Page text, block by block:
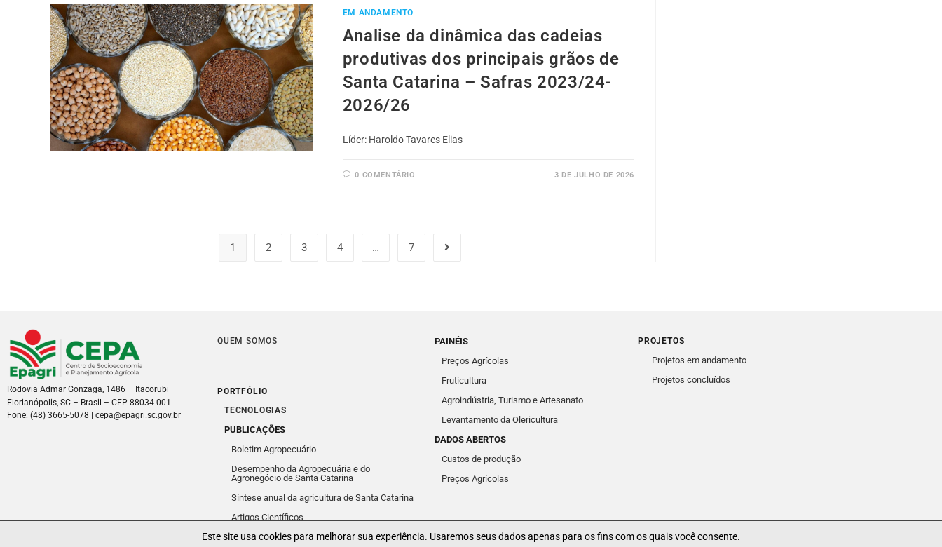
EM ANDAMENTO
Analise da dinâmica das cadeias
produtivas dos principais grãos de
Santa Catarina – Safras 2023/24-
2026/26
Líder: Haroldo Tavares Elias
0 COMENTÁRIO 3 DE JULHO DE 2026
1 2 3 4 … 7
Rodovia Admar Gonzaga, 1486 – Itacorubi
Florianópolis, SC – Brasil – CEP 88034-001
Fone: (48) 3665-5078 | cepa@epagri.sc.gov.br
QUEM SOMOS
PORTFÓLIO
TECNOLOGIAS
PUBLICAÇÕES
Boletim Agropecuário
Desempenho da Agropecuária e do
Agronegócio de Santa Catarina
Síntese anual da agricultura de Santa Catarina
Artigos Científicos
Relatórios Técnicos
PAINÉIS
Preços Agrícolas
Fruticultura
Agroindústria, Turismo e Artesanato
Levantamento da Olericultura
DADOS ABERTOS
Custos de produção
Preços Agrícolas
PROJETOS
Projetos em andamento
Projetos concluídos
Este site usa cookies para melhorar sua experiência. Usaremos seus dados apenas para os fins com os quais você consente.